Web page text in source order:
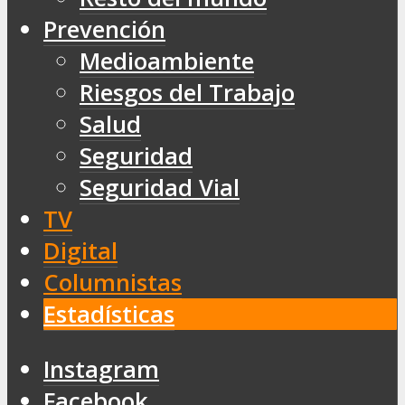
Prevención
Medioambiente
Riesgos del Trabajo
Salud
Seguridad
Seguridad Vial
TV
Digital
Columnistas
Estadísticas
Instagram